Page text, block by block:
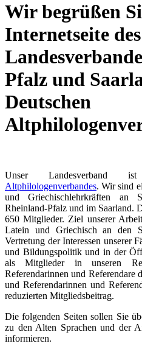
Wir begrüßen
Internetseite des
Pfalz und
Deutschen
Unser Landesverband
Altphilologenverbandes. Wir sind
und Griechischlehrkräften an
Rheinland-Pfalz und im Saarland.
650 Mitglieder. Ziel unserer
Latein und Griechisch an den
Vertretung der Interessen unserer
und Bildungspolitik und in der
als Mitglieder in unseren
Referendarinnen und Referendare
und Referendarinnen und
reduzierten Mitgliedsbeitrag.
Die folgenden Seiten sollen Sie
zu den Alten Sprachen und der
informieren.